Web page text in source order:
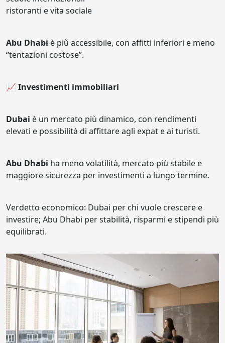
ristoranti e vita sociale
Abu Dhabi è più accessibile, con affitti inferiori e meno
“tentazioni costose”.
📈 Investimenti immobiliari
Dubai è un mercato più dinamico, con rendimenti
elevati e possibilità di affittare agli expat e ai turisti.
Abu Dhabi ha meno volatilità, mercato più stabile e
maggiore sicurezza per investimenti a lungo termine.
Verdetto economico: Dubai per chi vuole crescere e
investire; Abu Dhabi per stabilità, risparmi e stipendi più
equilibrati.